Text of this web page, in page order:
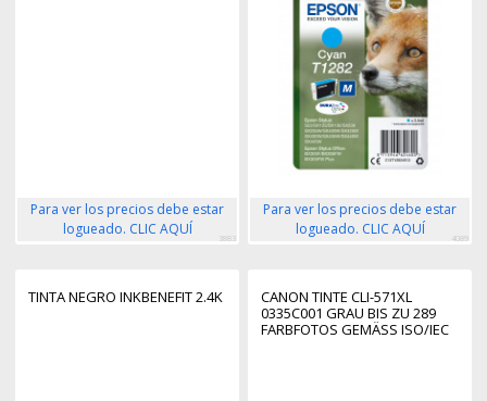
Para ver los precios debe estar
logueado. CLIC AQUÍ
3883
Para ver los precios debe estar
logueado. CLIC AQUÍ
4089
TINTA NEGRO INKBENEFIT 2.4K
CANON TINTE CLI-571XL
0335C001 GRAU BIS ZU 289
FARBFOTOS GEMÄSS ISO/IEC 2